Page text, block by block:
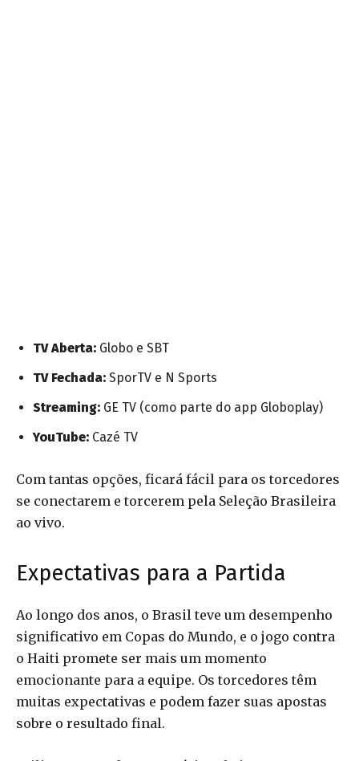
TV Aberta: Globo e SBT
TV Fechada: SporTV e N Sports
Streaming: GE TV (como parte do app Globoplay)
YouTube: Cazé TV
Com tantas opções, ficará fácil para os torcedores
se conectarem e torcerem pela Seleção Brasileira
ao vivo.
Expectativas para a Partida
Ao longo dos anos, o Brasil teve um desempenho
significativo em Copas do Mundo, e o jogo contra
o Haiti promete ser mais um momento
emocionante para a equipe. Os torcedores têm
muitas expectativas e podem fazer suas apostas
sobre o resultado final.